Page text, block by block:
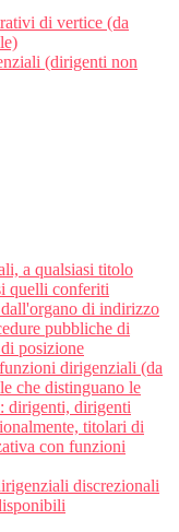
di vertice (da
(dirigenti non
a qualsiasi titolo
quelli conferiti
di indirizzo
pubbliche di
posizione
dirigenziali (da
che distinguano le
dirigenti, dirigenti
titolari di
con funzioni
discrezionali